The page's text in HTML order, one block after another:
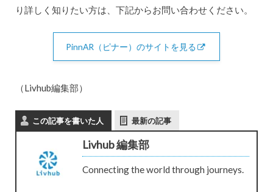
り詳しく知りたい方は、下記からお問い合わせください。
PinnAR（ピナー）のサイトを見る
（Livhub編集部）
この記事を書いた人 最新の記事
Livhub 編集部
Connecting the world through journeys.